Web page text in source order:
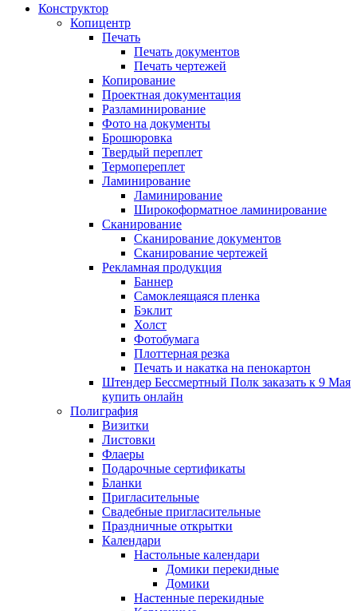
Конструктор
Копицентр
Печать
Печать документов
Печать чертежей
Копирование
Проектная документация
Разламинирование
Фото на документы
Брошюровка
Твердый переплет
Термопереплет
Ламинирование
Ламинирование
Широкоформатное ламинирование
Сканирование
Сканирование документов
Сканирование чертежей
Рекламная продукция
Баннер
Самоклеящаяся пленка
Бэклит
Холст
Фотобумага
Плоттерная резка
Печать и накатка на пенокартон
Штендер Бессмертный Полк заказать к 9 Мая
купить онлайн
Полиграфия
Визитки
Листовки
Флаеры
Подарочные сертификаты
Бланки
Пригласительные
Свадебные пригласительные
Праздничные открытки
Календари
Настольные календари
Домики перекидные
Домики
Настенные перекидные